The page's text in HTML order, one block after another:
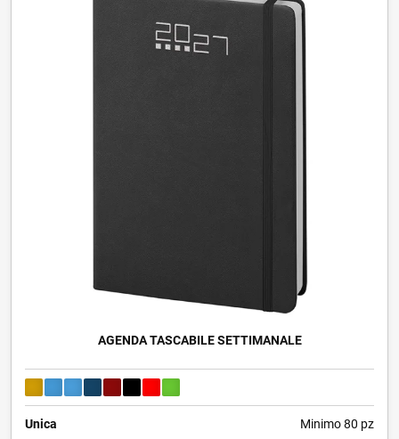
AGENDA TASCABILE SETTIMANALE
Unica Minimo 80 pz